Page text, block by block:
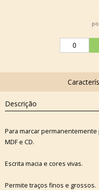
Descrição
Para marcar
MDF e CD.
Escrita macia e cores vivas.
Permite traços finos e grossos.